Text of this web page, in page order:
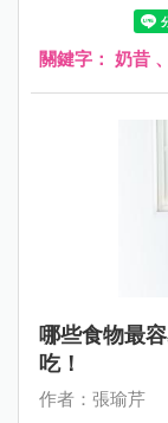
的可悲趨勢。
關鍵字： 奶昔 、
哪些食物最
吃！
作者：張瑜芹